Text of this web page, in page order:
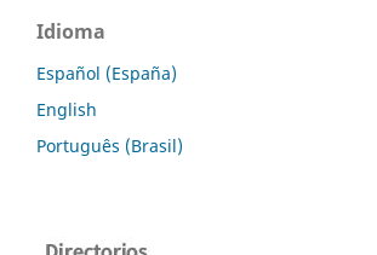
Idioma
Español (España)
English
Português (Brasil)